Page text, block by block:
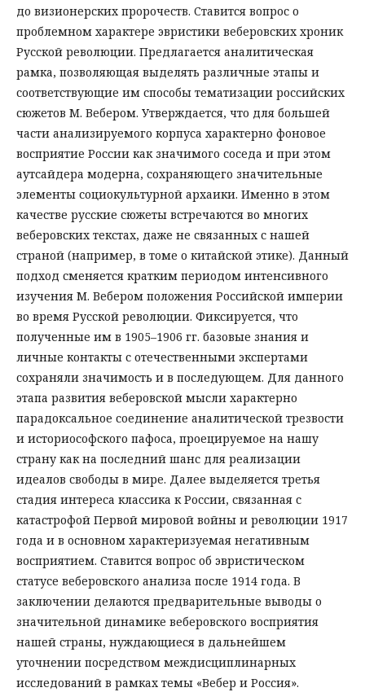
до визионерских пророчеств. Ставится вопрос о
проблемном характере эвристики веберовских хроник
Русской революции. Предлагается аналитическая
рамка, позволяющая выделять различные этапы и
соответствующие им способы тематизации российских
сюжетов М. Вебером. Утверждается, что для большей
части анализируемого корпуса характерно фоновое
восприятие России как значимого соседа и при этом
аутсайдера модерна, сохраняющего значительные
элементы социокультурной архаики. Именно в этом
качестве русские сюжеты встречаются во многих
веберовских текстах, даже не связанных с нашей
страной (например, в томе о китайской этике). Данный
подход сменяется кратким периодом интенсивного
изучения М. Вебером положения Российской империи
во время Русской революции. Фиксируется, что
полученные им в 1905–1906 гг. базовые знания и
личные контакты с отечественными экспертами
сохраняли значимость и в последующем. Для данного
этапа развития веберовской мысли характерно
парадоксальное соединение аналитической трезвости
и историософского пафоса, проецируемое на нашу
страну как на последний шанс для реализации
идеалов свободы в мире. Далее выделяется третья
стадия интереса классика к России, связанная с
катастрофой Первой мировой войны и революции 1917
года и в основном характеризуемая негативным
восприятием. Ставится вопрос об эвристическом
статусе веберовского анализа после 1914 года. В
заключении делаются предварительные выводы о
значительной динамике веберовского восприятия
нашей страны, нуждающиеся в дальнейшем
уточнении посредством междисциплинарных
исследований в рамках темы «Вебер и Россия».